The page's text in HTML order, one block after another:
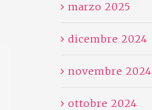
marzo 2025
dicembre 2024
novembre 2024
ottobre 2024